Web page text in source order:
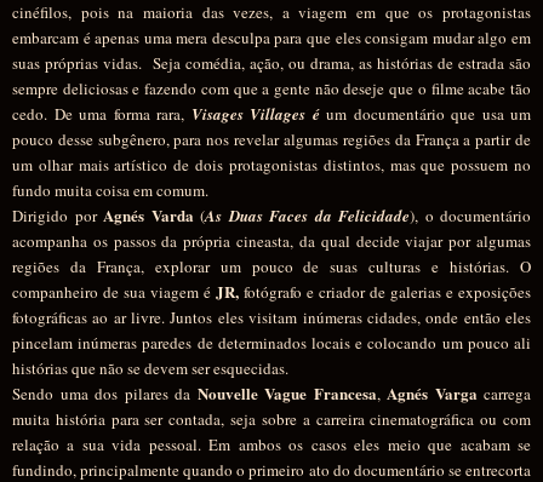
cinéfilos, pois na maioria das vezes, a viagem em que os protagonistas
embarcam é apenas uma mera desculpa para que eles consigam mudar algo em
suas próprias vidas. Seja comédia, ação, ou drama, as histórias de estrada são
sempre deliciosas e fazendo com que a gente não deseje que o filme acabe tão
cedo. De uma forma rara, Visages Villages éum documentário que usa um
pouco desse subgênero, para nos revelar algumas regiões da França a partir de
um olhar mais artístico de dois protagonistas distintos, mas que possuem no
fundo muita coisa em comum.
Dirigido por Agnés Varda (As Duas Faces da Felicidade), o documentário
acompanha os passos da própria cineasta, da qual decide viajar por algumas
regiões da França, explorar um pouco de suas culturas e histórias. O
companheiro de sua viagem é JR, fotógrafo e criador de galerias e exposições
fotográficas ao ar livre. Juntos eles visitam inúmeras cidades, onde então eles
pincelam inúmeras paredes de determinados locais e colocando um pouco ali
histórias que não se devem ser esquecidas.
Sendo uma dos pilares da Nouvelle Vague Francesa, Agnés Vargacarrega
muita história para ser contada, seja sobre a carreira cinematográfica ou com
relação a sua vida pessoal. Em ambos os casos eles meio que acabam se
fundindo, principalmente quando o primeiro ato do documentário se entrecorta